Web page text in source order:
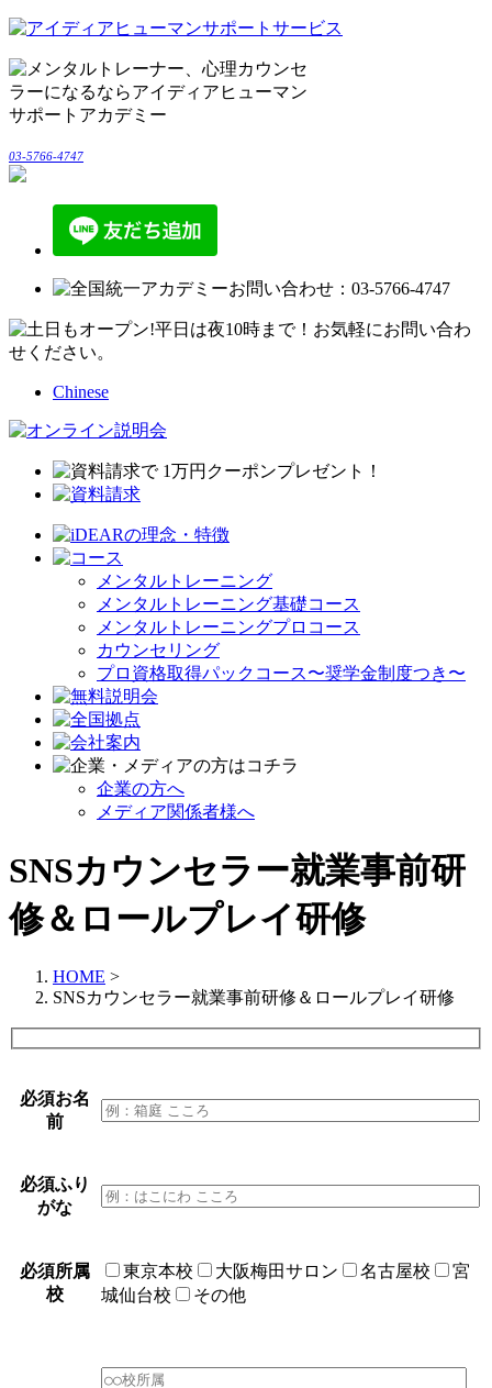
03-5766-4747
Chinese
メンタルトレーニング
メンタルトレーニング基礎コース
メンタルトレーニングプロコース
カウンセリング
プロ資格取得パックコース〜奨学金制度つき〜
企業の方へ
メディア関係者様へ
SNSカウンセラー就業事前研
修＆ロールプレイ研修
HOME >
SNSカウンセラー就業事前研修＆ロールプレイ研修
必須お名
前
必須ふり
がな
必須所属
校
東京本校 大阪梅田サロン 名古屋校
宮
城仙台校
その他